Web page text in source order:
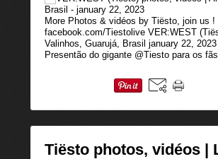
More Photos & vidéos by Tiësto, join us
facebook.com/Tiestolive VER:WEST
Valinhos, Guarujá, Brasil january 22,
Presentão do gigante @Tiesto para os
Tiësto photos, vidéos |